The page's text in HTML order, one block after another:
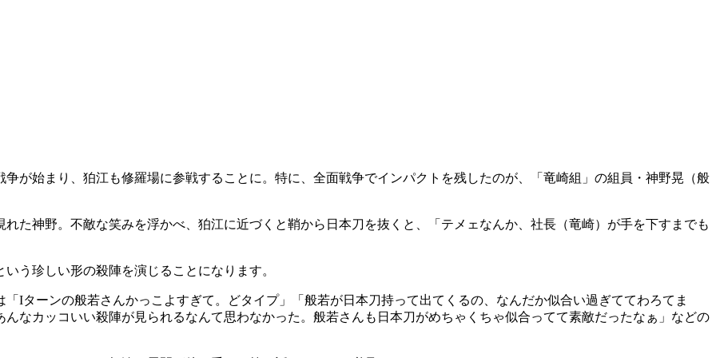
が始まり、狛江も修羅場に参戦することに。特に、全面戦争でインパクトを残したのが、「竜崎組」の組員・神野晃（般
た神野。不敵な笑みを浮かべ、狛江に近づくと鞘から日本刀を抜くと、「テメェなんか、社長（竜崎）が手を下すまでも
う珍しい形の殺陣を演じることになります。
Iターンの般若さんかっこよすぎて。どタイプ」「般若が日本刀持って出てくるの、なんだか似合い過ぎててわろてま
なカッコいい殺陣が見られるなんて思わなかった。般若さんも日本刀がめちゃくちゃ似合ってて素敵だったなぁ」などの